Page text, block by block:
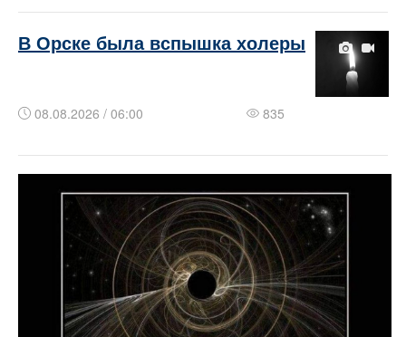
​​​В Орске была вспышка холеры
08.08.2026 / 06:00 835